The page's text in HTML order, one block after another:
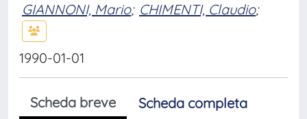
GIANNONI, Mario; CHIMENTI, Claudio;
1990-01-01
Scheda breve
Scheda completa